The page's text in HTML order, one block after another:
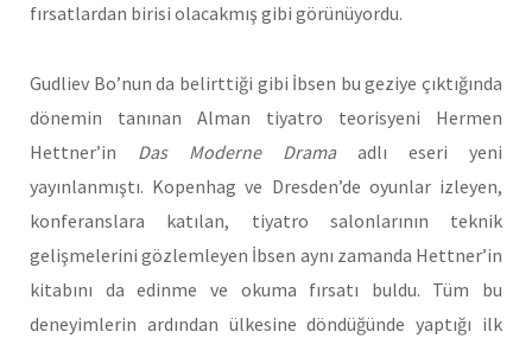
fırsatlardan birisi olacakmış gibi görünüyordu.
Gudliev Bo’nun da belirttiği gibi İbsen bu geziye çıktığında
dönemin tanınan Alman tiyatro teorisyeni Hermen
Hettner’in Das Moderne Drama adlı eseri yeni
yayınlanmıştı. Kopenhag ve Dresden’de oyunlar izleyen,
konferanslara katılan, tiyatro salonlarının teknik
gelişmelerini gözlemleyen İbsen aynı zamanda Hettner’in
kitabını da edinme ve okuma fırsatı buldu. Tüm bu
deneyimlerin ardından ülkesine döndüğünde yaptığı ilk